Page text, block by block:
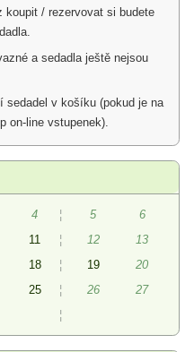
koupit / rezervovat si budete
a sedadla ještě nejsou
sedadel v košíku (pokud je na
on-line vstupenek).
4 ¦ 5
6
11 ¦ 12
13
18 ¦ 19
20
25 ¦ 26
27
¦